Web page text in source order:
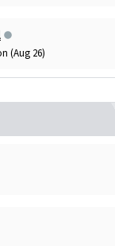
(Aug 26)